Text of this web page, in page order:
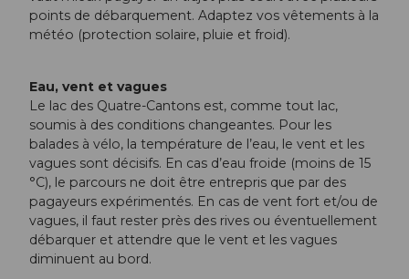
points de débarquement. Adaptez vos vêtements à la
météo (protection solaire, pluie et froid).
Eau, vent et vagues
Le lac des Quatre-Cantons est, comme tout lac,
soumis à des conditions changeantes. Pour les
balades à vélo, la température de l’eau, le vent et les
vagues sont décisifs. En cas d’eau froide (moins de 15
°C), le parcours ne doit être entrepris que par des
pagayeurs expérimentés. En cas de vent fort et/ou de
vagues, il faut rester près des rives ou éventuellement
débarquer et attendre que le vent et les vagues
diminuent au bord.